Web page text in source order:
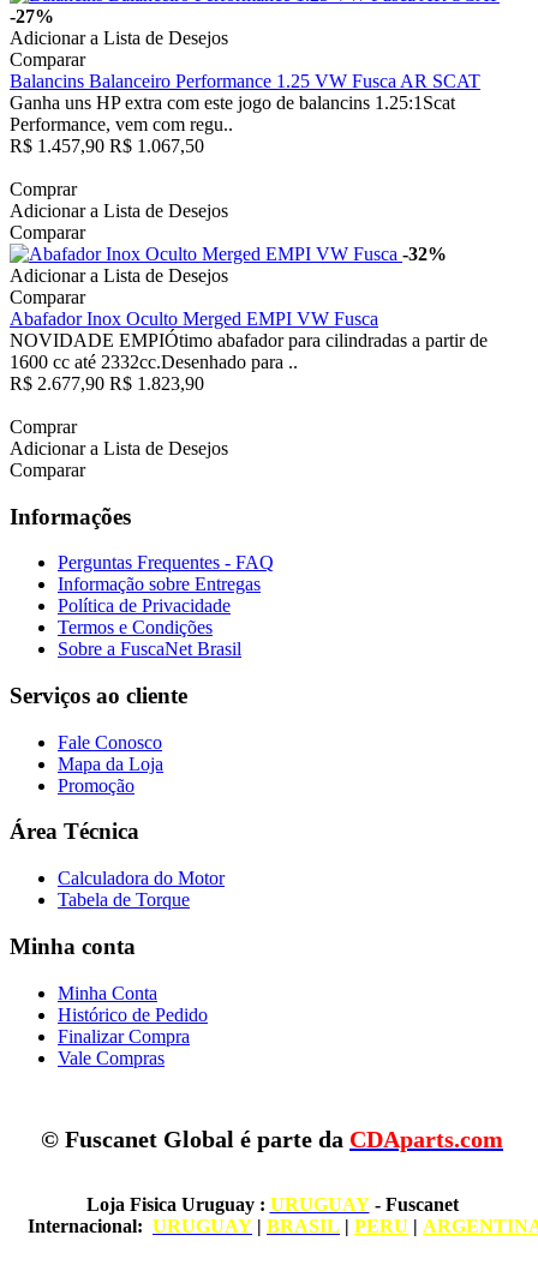
-27%
Adicionar a Lista de Desejos
Comparar
Balancins Balanceiro Performance 1.25 VW Fusca AR SCAT
Ganha uns HP extra com este jogo de balancins 1.25:1Scat
Performance, vem com regu..
R$ 1.457,90 R$ 1.067,50
Comprar
Adicionar a Lista de Desejos
Comparar
-32%
Adicionar a Lista de Desejos
Comparar
Abafador Inox Oculto Merged EMPI VW Fusca
NOVIDADE EMPIÓtimo abafador para cilindradas a partir de
1600 cc até 2332cc.Desenhado para ..
R$ 2.677,90 R$ 1.823,90
Comprar
Adicionar a Lista de Desejos
Comparar
Informações
Perguntas Frequentes - FAQ
Informação sobre Entregas
Política de Privacidade
Termos e Condições
Sobre a FuscaNet Brasil
Serviços ao cliente
Fale Conosco
Mapa da Loja
Promoção
Área Técnica
Calculadora do Motor
Tabela de Torque
Minha conta
Minha Conta
Histórico de Pedido
Finalizar Compra
Vale Compras
© Fuscanet Global é parte da CDAparts.com
Loja Fisica Uruguay: URUGUAY- Fuscanet
Internacional: URUGUAY | BRASIL | PERU |